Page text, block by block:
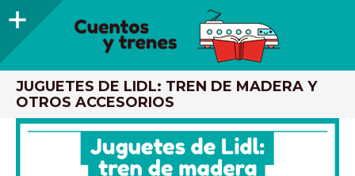
Barra
CUENTOS Y TRENES
JUGUETES DE LIDL: TREN DE MADERA Y
OTROS ACCESORIOS